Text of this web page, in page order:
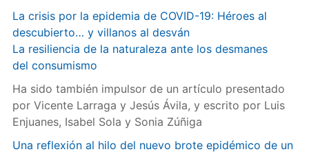
La crisis por la epidemia de COVID-19: Héroes al
descubierto… y villanos al desván
La resiliencia de la naturaleza ante los desmanes
del consumismo
Ha sido también impulsor de un artículo presentado
por Vicente Larraga y Jesús Ávila, y escrito por Luis
Enjuanes, Isabel Sola y Sonia Zúñiga
Una reflexión al hilo del nuevo brote epidémico de un